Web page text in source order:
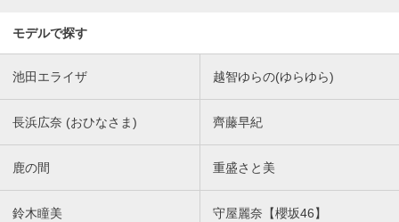
モデルで探す
池田エライザ 越智ゆらの(ゆらゆら)
長浜広奈 (おひなさま) 齊藤早紀
鹿の間 重盛さと美
鈴木瞳美 守屋麗奈【櫻坂46】